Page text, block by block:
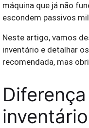
máquina que já não
escondem passivos
Neste artigo, vamos
inventário e detalhar
recomendada, mas
inventário